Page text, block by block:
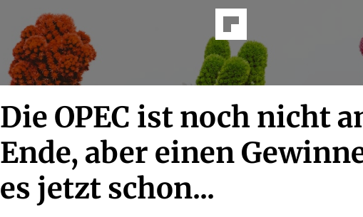
Die OPEC ist noch nicht
Ende, aber einen
es jetzt schon...